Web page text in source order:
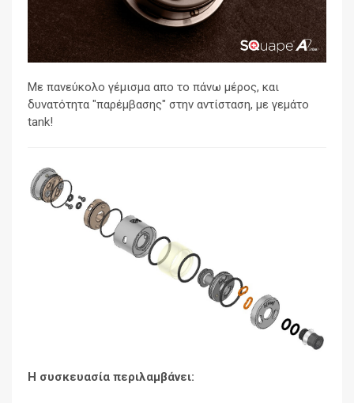
Με πανεύκολο γέμισμα απο το πάνω μέρος, και
δυνατότητα "παρέμβασης" στην αντίσταση, με γεμάτο
tank!
Η συσκευασία περιλαμβάνει: